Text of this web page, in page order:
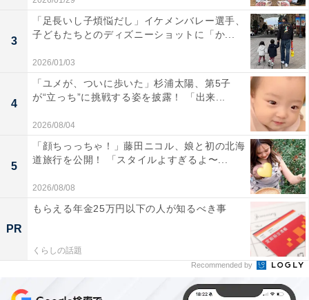
3
「足長いし子煩悩だし」イケメンバレー選手、
子どもたちとのディズニーショットに「か...
2026/01/03
4
「ユメが、ついに歩いた」杉浦太陽、第5子
が“立っち”に挑戦する姿を披露！ 「出来...
2026/08/04
5
「顔ちっっちゃ！」藤田ニコル、娘と初の北海
道旅行を公開！ 「スタイルよすぎるよ〜...
2026/08/08
PR
もらえる年金25万円以下の人が知るべき事
くらしの話題
Recommended by